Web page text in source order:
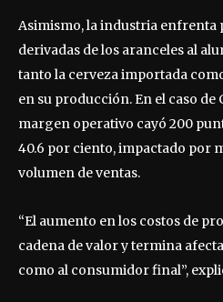
Asimismo, la industria enfrenta
derivadas de los aranceles al
tanto la cerveza importada
en su producción. En el caso
margen operativo cayó 200
40.6 por ciento, impactado por
volumen de ventas.
“El aumento en los costos de
cadena de valor y termina
como al consumidor final”,